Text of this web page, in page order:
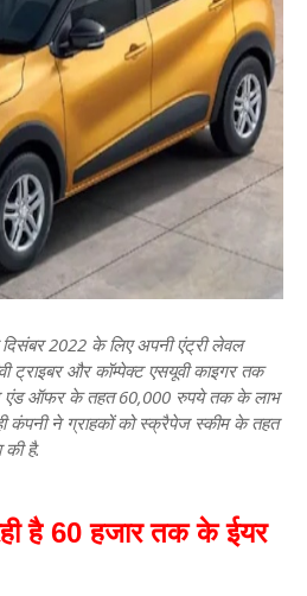
दिसंबर 2022 के लिए अपनी एंट्री लेवल
ट्राइबर और कॉम्‍पेक्‍ट एसयूवी काइगर तक
एंड ऑफर के तहत 60,000 रुपये तक के लाभ
कंपनी ने ग्राहकों को स्क्रैपेज स्कीम के तहत
की है.
है 60 हजार तक के ईयर